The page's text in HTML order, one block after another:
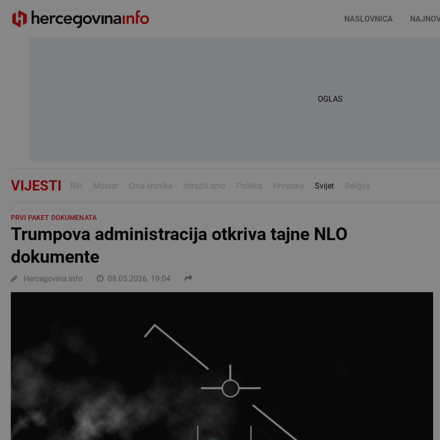
NASLOVNICA
OGLAS
VIJESTI BIH Mostar Crna kronika Istražili smo Politika Hrvatska Svijet Religija
PRVI PAKET DOKUMENATA
Trumpova administracija otkriva tajne NLO
dokumente
Hercegovina.info 08.05.2026. 19:04